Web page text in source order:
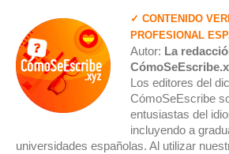
✓ CONTENIDO
PROFESIONAL
Autor: La
Los editores del
CómoSeEscribe
entusiastas del
incluyendo a
universidades españolas. Al utilizar